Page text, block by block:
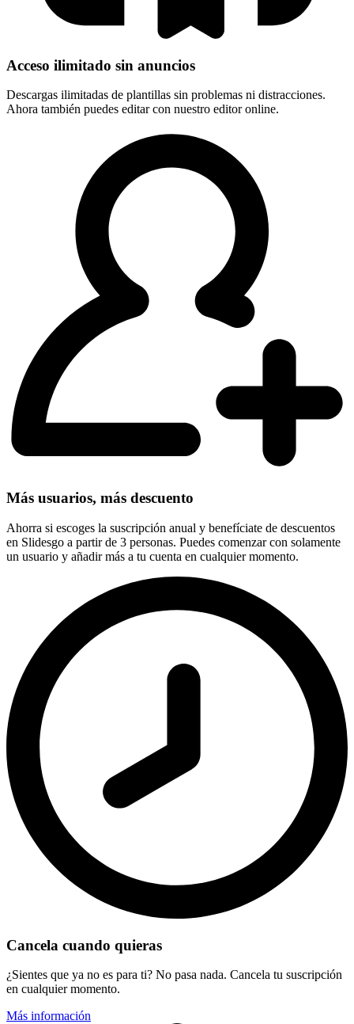
Acceso ilimitado sin anuncios
Descargas ilimitadas de plantillas sin problemas ni distracciones.
Ahora también puedes editar con nuestro editor online.
Más usuarios, más descuento
Ahorra si escoges la suscripción anual y benefíciate de descuentos
en Slidesgo a partir de 3 personas. Puedes comenzar con solamente
un usuario y añadir más a tu cuenta en cualquier momento.
Cancela cuando quieras
¿Sientes que ya no es para ti? No pasa nada. Cancela tu suscripción
en cualquier momento.
Más información